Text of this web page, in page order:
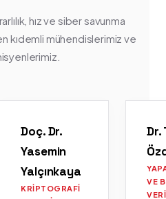
hız ve siber savunma
kıdemli mühendislerimiz ve
Doç. Dr.
Yasemin
Yalçınkaya
KRIPTOGRAFI
Dr.
VE
VERI